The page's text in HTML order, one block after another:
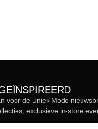
voor de Uniek Mode
exclusieve in-store